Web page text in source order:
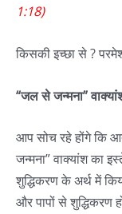
1:18)
किसकी इच्छा से ?
“जल से जन्मना”
आप सोच रहे होंगे कि
जन्मना” वाक्यांश का
शुद्धिकरण के अर्थ में
और पापों से शुद्धिकरण